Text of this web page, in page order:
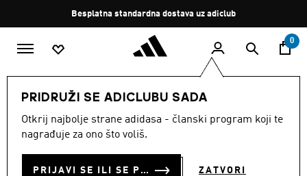
Zaustavi
rotaciju
Besplatna standardna dostava uz adiclub
0
PRIDRUŽI SE ADICLUBU SADA
Otkrij najbolje strane adidasa - članski program koji te
nagrađuje za ono što voliš.
PRIJAVI SE ILI SE PRIDRUŽI SADA ZATVORI
MUŠKARCI Odjeća
ODJEĆA